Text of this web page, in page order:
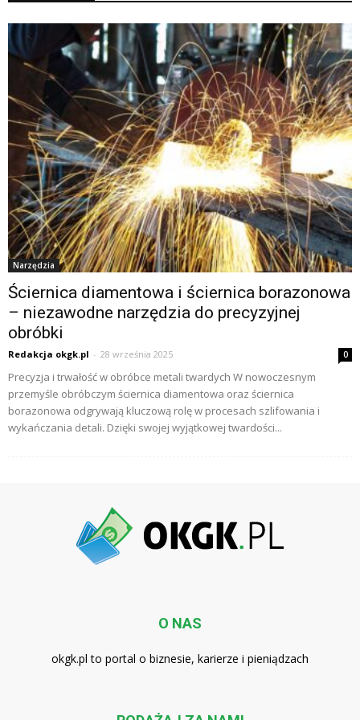
Narzędzia
Ściernica diamentowa i ściernica borazonowa
– niezawodne narzędzia do precyzyjnej
obróbki
Redakcja okgk.pl - 28 września 2025 0
Precyzja i trwałość w obróbce metali twardych W nowoczesnym
przemyśle obróbczym ściernica diamentowa oraz ściernica
borazonowa odgrywają kluczową rolę w procesach szlifowania i
wykańczania detali. Dzięki swojej wyjątkowej twardości...
O NAS
okgk.pl to portal o biznesie, karierze i pieniądzach